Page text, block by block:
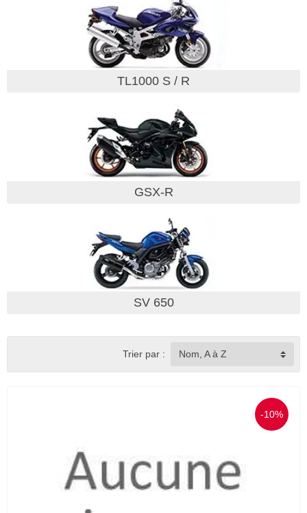
TL1000 S / R
GSX-R
SV 650
Trier par : Nom, A à Z
-10%